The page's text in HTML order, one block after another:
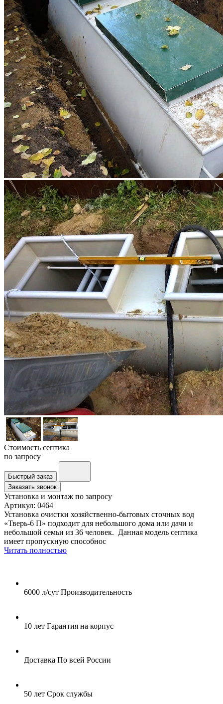
Стоимость септика
по запросу
Быстрый заказ
Заказать звонок
Установка и монтаж по запросу
Артикул: 0464
Установка очистки хозяйственно-бытовых сточных вод
«Тверь-6 П» подходит для небольшого дома или дачи и
небольшой семьи из 36 человек. Данная модель септика
имеет пропускную способнос
Читать полностью
6000 л/сут Производительность
10 лет Гарантия на корпус
Доставка По всей России
50 лет Срок службы